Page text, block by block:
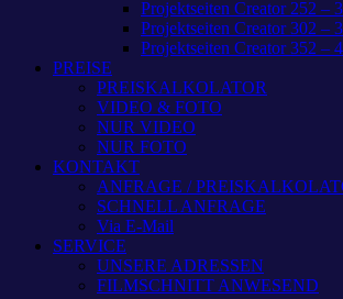
Projektseiten Creator 252 –
Projektseiten Creator 302 –
Projektseiten Creator 352 –
PREISE
PREISKALKOLATOR
VIDEO & FOTO
NUR VIDEO
NUR FOTO
KONTAKT
ANFRAGE /
SCHNELL ANFRAGE
Via E-Mail
SERVICE
UNSERE ADRESSEN
FILMSCHNITT ANWESEND